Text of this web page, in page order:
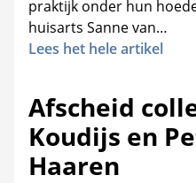
praktijk onder hun
huisarts Sanne van…
Lees het hele artikel
Afscheid
Koudijs en
Haaren